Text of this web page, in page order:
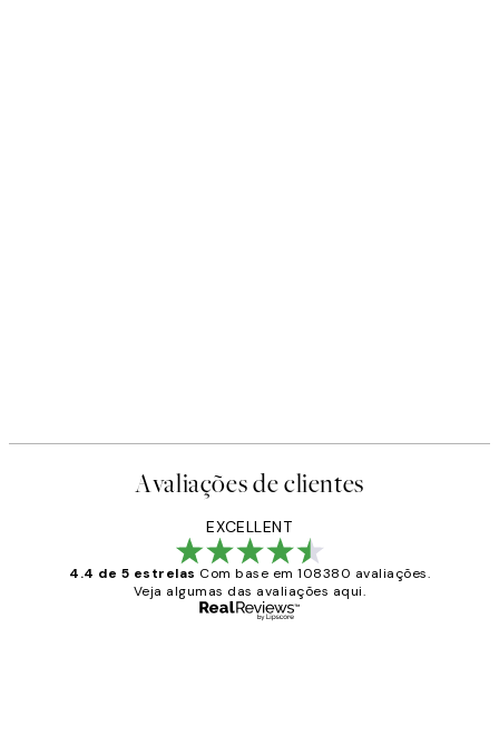
Avaliações de clientes
EXCELLENT
4.4 de 5 estrelas Com base em 108380 avaliações.
Veja algumas das avaliações aqui.